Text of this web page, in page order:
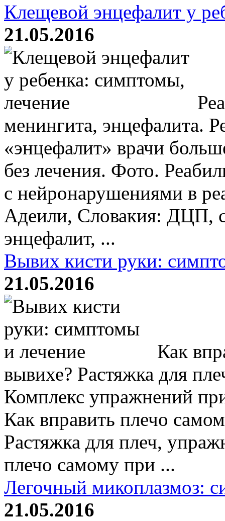
Клещевой энцефалит у
21.05.2016
менингита, энцефалита.
«энцефалит» врачи
без лечения. Фото.
с нейронарушениями в
Адеили, Словакия: ДЦП,
энцефалит, ...
Вывих кисти руки:
21.05.2016
Как
вывихе? Растяжка для
Комплекс упражнений
Как вправить плечо
Растяжка для плеч,
плечо самому при ...
Легочный микоплазмоз:
21.05.2016